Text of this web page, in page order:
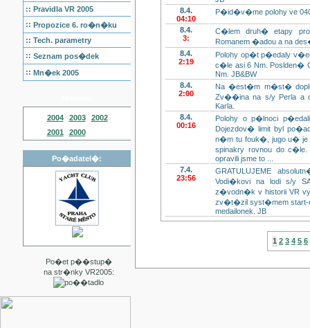
:: Pravidla VR 2005
:: Propozice 6. ro�n�ku
:: Tech. parametry
:: Seznam pos�dek
:: Mn�ek 2005
2004 2003
2002
2001
2000
Po�adatel�:
Po�et p��stup�
na str�nky VR2005:
8.4.
04:10
P�id�v�me polohy ve
8.4.
3:
C�lem druh� etapy
Romanem �adou a na
8.4.
2:19
Polohy op�t p�edaly
c�le asi 6 Nm. Poslden�
Nm. JB&BW
8.4.
2:00
Na �est�m m�st�
Zv��ina na s/y Perla a
Karla.
8.4.
00:16
Polohy o p�lnoci
Dojezdov� limit byl
n�m tu fouk�, jugo u�
spinakry rovnou do
opravili jsme to ...
7.4.
23:56
GRATULUJEME
Vodi�kovi na lodi s/y
z�vodn�k v historii VR
zv�t�zil syst�mem start-
medailonek. JB
1 2 3 4 5 6